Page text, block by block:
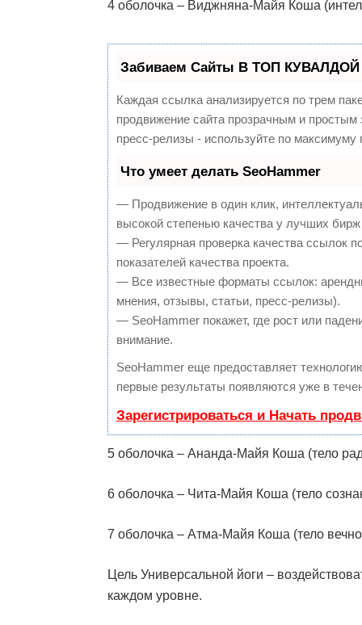
4 оболочка – Виджняна-Майя Коша
Забиваем Сайты В ТОП КУВАЛДОЙ
Каждая ссылка анализируется по трем
продвижение сайта прозрачным и
пресс-релизы - используйте по
Что умеет делать SeoHammer
— Продвижение в один клик,
высокой степенью качества у лучших
— Регулярная проверка качества ссылок
показателей качества проекта.
— Все известные форматы ссылок:
мнения, отзывы, статьи, пресс-релизы).
— SeoHammer покажет, где рост или
внимание.
SeoHammer еще предоставляет
первые результаты появляются уже в
Зарегистрироваться и Начать
5 оболочка – Ананда-Майя Коша (тело
6 оболочка – Чита-Майя Коша (тело
7 оболочка – Атма-Майя Коша (тело
Цель Универсальной йоги –
каждом уровне.